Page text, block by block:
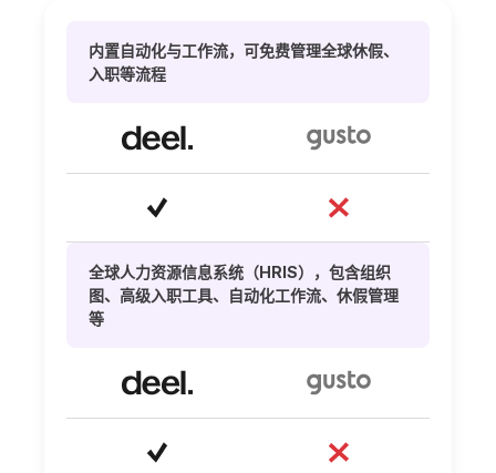
内置自动化与工作流，可免费管理全球休假、
入职等流程
全球人力资源信息系统（HRIS），包含组织
图、高级入职工具、自动化工作流、休假管理
等